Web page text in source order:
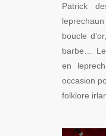
Patrick
boucle
barbe…
en
occasion
folklore